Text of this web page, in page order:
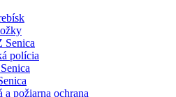
Senica
polícia
a požiarna ochrana